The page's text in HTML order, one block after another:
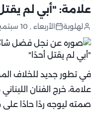
علامة: "أبي لم
لهلوبة الأربعاء , 10 سبتمبر 2025 ,12:49 م
في تطور جديد للخلاف
علامة، خرج الفنان
صمته ليوجه ردًا حادًا